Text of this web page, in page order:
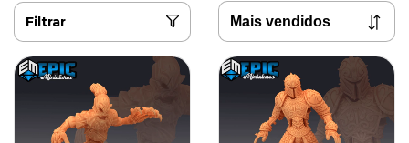
Filtrar